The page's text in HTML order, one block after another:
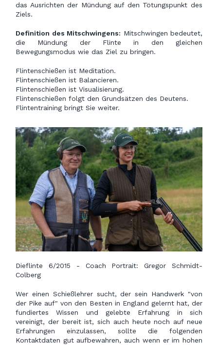
das Ausrichten der Mündung auf den Tötungspunkt des
Ziels.
Definition des Mitschwingens: Mitschwingen bedeutet,
die Mündung der Flinte in den gleichen
Bewegungsmodus wie das Ziel zu bringen.
Flintenschießen ist Meditation.
Flintenschießen ist Balancieren.
Flintenschießen ist Visualisierung.
Flintenschießen folgt den Grundsätzen des Deutens.
Flintentraining bringt Sie weiter.
Dieflinte 6/2015 - Coach Portrait: Gregor Schmidt-
Colberg
Wer einen Schießlehrer sucht, der sein Handwerk "von
der Pike auf" von den Besten in England gelernt hat, der
fundiertes Wissen und gelebte Erfahrung in sich
vereinigt, der bereit ist, sich auch heute noch auf neue
Erfahrungen einzulassen, sollte die folgenden
Kontaktdaten gut aufbewahren, auch wenn er im hohen